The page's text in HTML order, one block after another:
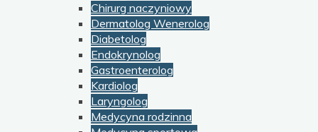
Chirurg naczyniowy
Dermatolog Wenerolog
Diabetolog
Endokrynolog
Gastroenterolog
Kardiolog
Laryngolog
Medycyna rodzinna